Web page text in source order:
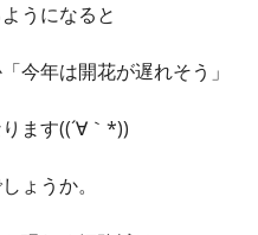
うになると
今年は開花が遅れそう」
ます((´∀｀*))
ょうか。